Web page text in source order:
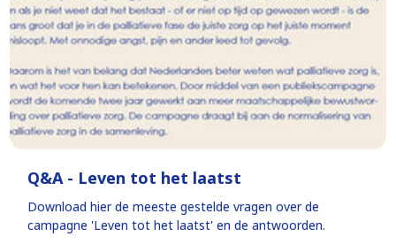
Q&A - Leven tot het laatst
Download hier de meeste gestelde vragen over de
campagne 'Leven tot het laatst' en de antwoorden.